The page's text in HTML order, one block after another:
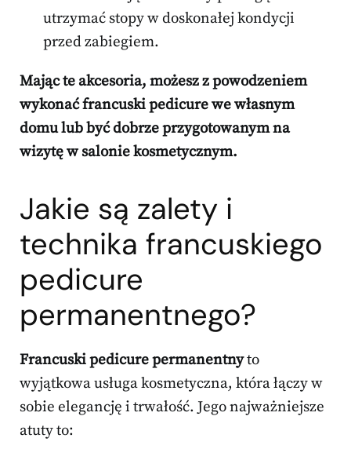
utrzymać stopy w doskonałej kondycji
przed zabiegiem.
Mając te akcesoria, możesz z powodzeniem
wykonać francuski pedicure we własnym
domu lub być dobrze przygotowanym na
wizytę w salonie kosmetycznym.
Jakie są zalety i
technika francuskiego
pedicure
permanentnego?
Francuski pedicure permanentnyto
wyjątkowa usługa kosmetyczna, która łączy w
sobie elegancję i trwałość. Jego najważniejsze
atuty to: